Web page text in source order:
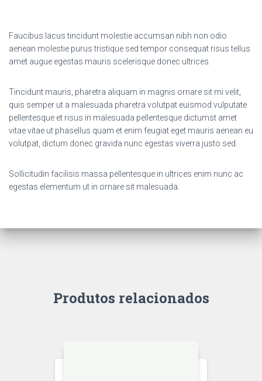
Faucibus lacus tincidunt molestie accumsan nibh non odio
aenean molestie purus tristique sed tempor consequat risus tellus
amet augue egestas mauris scelerisque donec ultrices.
Tincidunt mauris, pharetra aliquam in magnis ornare sit mi velit,
quis semper ut a malesuada pharetra volutpat euismod vulputate
pellentesque et risus in malesuada pellentesque dictumst amet
vitae vitae ut phasellus quam et enim feugiat eget mauris aenean eu
volutpat, dictum donec gravida nunc egestas viverra justo sed.
Sollicitudin facilisis massa pellentesque in ultrices enim nunc ac
egestas elementum ut in ornare sit malesuada.
Produtos relacionados